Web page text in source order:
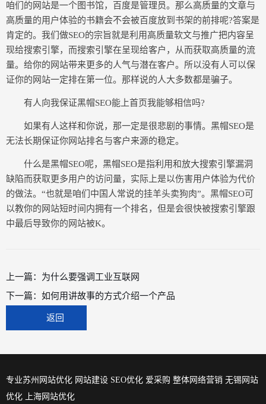
咱们的网站是一个图书馆，百度是管理员。那么高质量的文章与
高质量的用户体验的书籍会不会被百度放到书架的前排呢?答案是
肯定的。我们做SEO的宗旨就是利用高质量软文与推广把内容呈
现给搜索引擎，而搜索引擎在呈现给客户，从而获取高质量的流
量。给你的网站带来更多的人气与潜在客户。所以没有人可以保
证你的网站一定排在第一位。那样说的人大多数都是骗子。
有人向我保证黑帽SEO能上首页我能够相信吗?
如果有人这样和你说，那一定是很悲剧的事情。黑帽SEO是
无法长期保证你网站排名与客户来源的稳定。
什么是黑帽SEO呢，黑帽SEO是指利用和放大搜索引擎漏洞
缺陷而获取更多用户的访问量，实际上是以伤害用户体验为代价
的做法。“也就是咱们中国人常说的挂羊头卖狗肉”。黑帽SEO可
以教你的网站短时间内拥有一个排名，但是会很快被搜索引擎跟
中最后导致你的网站被K。
上一篇： 为什么要强调工业互联网
下一篇： 如何用讲故事的方式介绍一个产品
返回
专业苏州网站优化 网站建设 SEO优化 爱采购 整体网络营销 无锡网站
优化
上海网站优化